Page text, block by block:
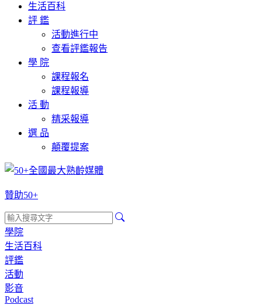
生活百科
評 鑑
活動進行中
查看評鑑報告
學 院
課程報名
課程報導
活 動
精采報導
選 品
顛覆提案
贊助50+
學院
生活百科
評鑑
活動
影音
Podcast